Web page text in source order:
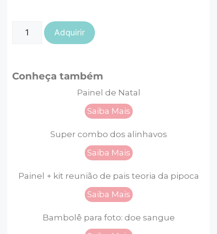
Adquirir
Conheça também
Painel de Natal
Saiba Mais
Super combo dos alinhavos
Saiba Mais
Painel + kit reunião de pais teoria da pipoca
Saiba Mais
Bambolê para foto: doe sangue